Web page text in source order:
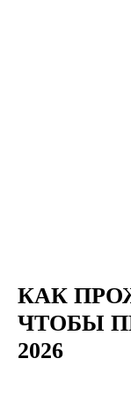
КАК
ЧТОБЫ
2026